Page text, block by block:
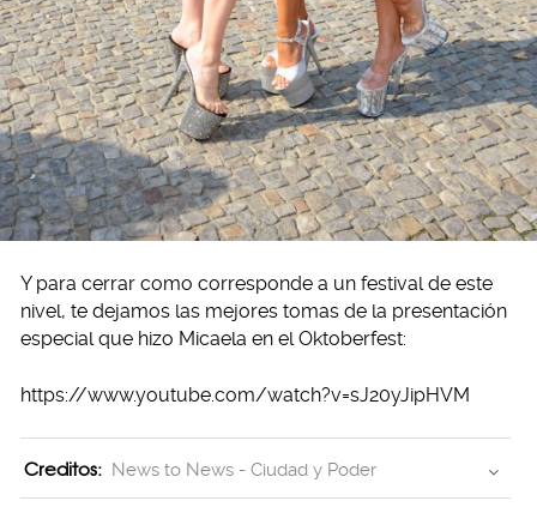
Y para cerrar como corresponde a un festival de este
nivel, te dejamos las mejores tomas de la presentación
especial que hizo Micaela en el Oktoberfest:
https://www.youtube.com/watch?v=sJ20yJipHVM
Creditos: News to News - Ciudad y Poder